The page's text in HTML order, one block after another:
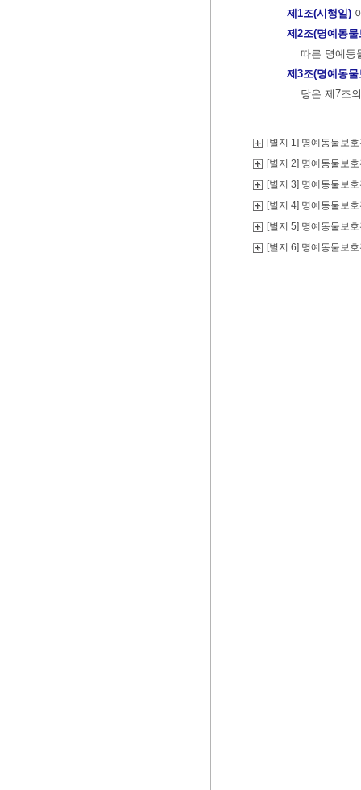
제1조(시행일)
제2조(명예동
따른 명예동
제3조(명예동
당은 제7조
[별지 1] 명예동물보
[별지 2] 명예동물보
[별지 3] 명예동물보
[별지 4] 명예동물보
[별지 5] 명예동물보
[별지 6] 명예동물보